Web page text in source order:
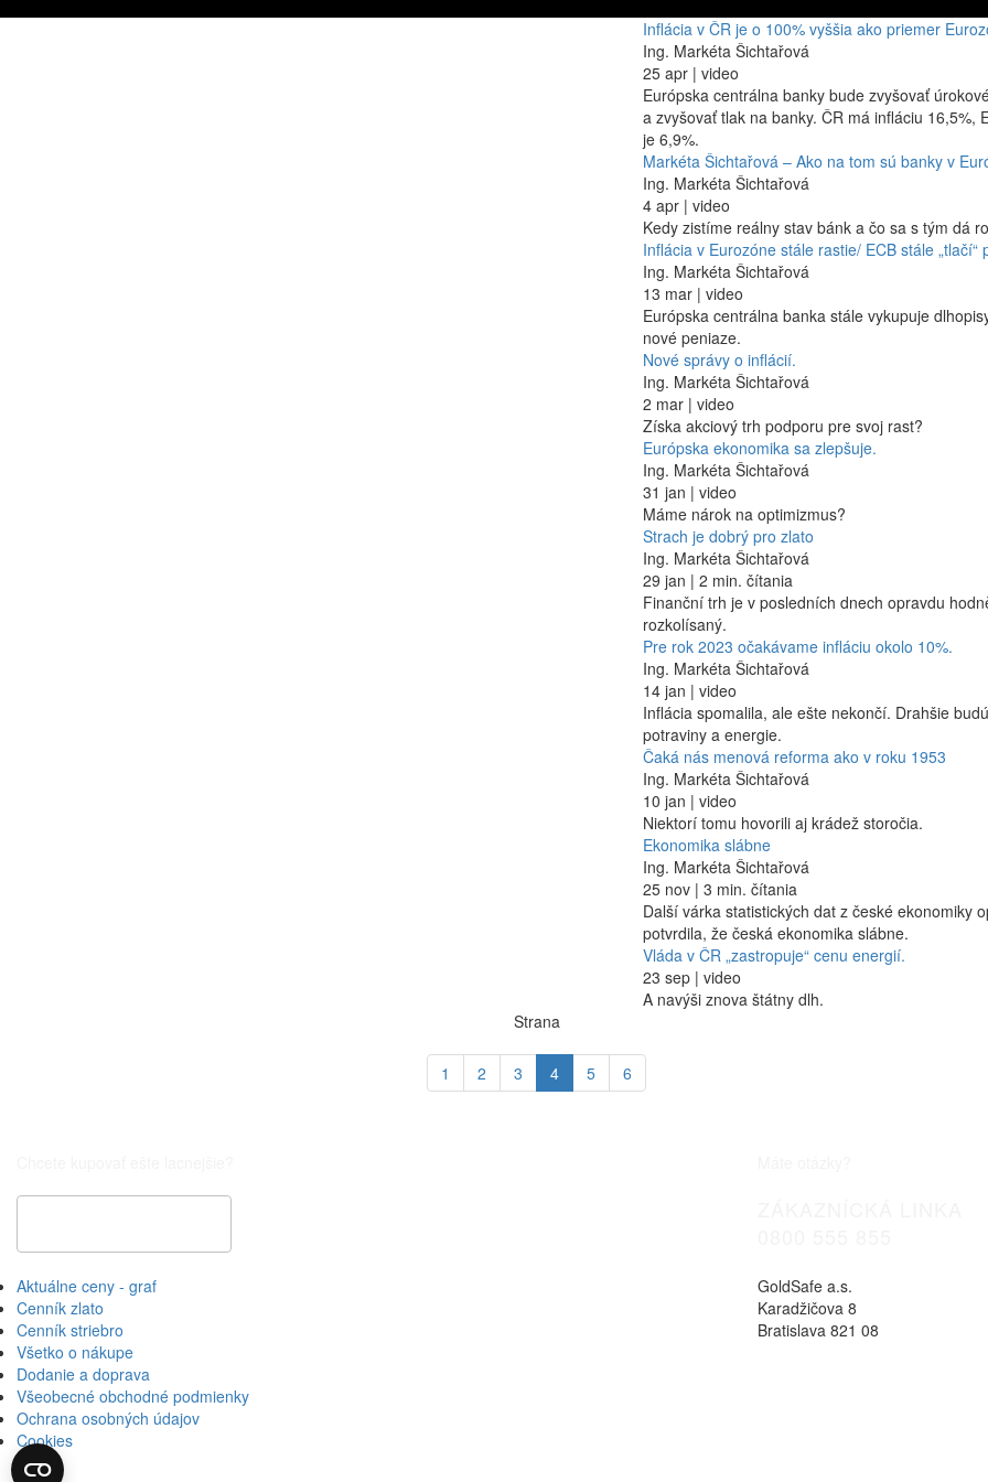
Inflácia v ČR je o 100% vyššia ako priemer
Ing. Markéta Šichtařová
25 apr | video
Európska centrálna banky bude zvyšovať
a zvyšovať tlak na banky. ČR má infláciu 16,5%,
je 6,9%.
Markéta Šichtařová – Ako na tom sú banky v
Ing. Markéta Šichtařová
4 apr | video
Kedy zistíme reálny stav bánk a čo sa s tým dá
Inflácia v Eurozóne stále rastie/ ECB stále „tlačí“
Ing. Markéta Šichtařová
13 mar | video
Európska centrálna banka stále vykupuje
nové peniaze.
Nové správy o inflácií.
Ing. Markéta Šichtařová
2 mar | video
Získa akciový trh podporu pre svoj rast?
Európska ekonomika sa zlepšuje.
Ing. Markéta Šichtařová
31 jan | video
Máme nárok na optimizmus?
Strach je dobrý pro zlato
Ing. Markéta Šichtařová
29 jan | 2 min. čítania
Finanční trh je v posledních dnech opravdu
rozkolísaný.
Pre rok 2023 očakávame infláciu okolo 10%.
Ing. Markéta Šichtařová
14 jan | video
Inflácia spomalila, ale ešte nekončí. Drahšie budú
potraviny a energie.
Čaká nás menová reforma ako v roku 1953
Ing. Markéta Šichtařová
10 jan | video
Niektorí tomu hovorili aj krádež storočia.
Ekonomika slábne
Ing. Markéta Šichtařová
25 nov | 3 min. čítania
Další várka statistických dat z české ekonomiky
potvrdila, že česká ekonomika slábne.
Vláda v ČR „zastropuje“ cenu energií.
23 sep | video
A navýši znova štátny dlh.
Strana
1 2 3 4 5 6
Aktuálne ceny - graf
Cenník zlato
Cenník striebro
Všetko o nákupe
Dodanie a doprava
Všeobecné obchodné podmienky
Ochrana osobných údajov
Cookies
GoldSafe a.s.
Karadžičova 8
Bratislava 821 08